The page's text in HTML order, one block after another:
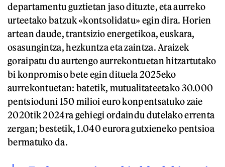
departamentu guztietan jaso dituzte, eta aurreko
urteetako batzuk «kontsolidatu» egin dira. Horien
artean daude, trantsizio energetikoa, euskara,
osasungintza, hezkuntza eta zaintza. Araizek
goraipatu du aurtengo aurrekontuetan hitzartutako
bi konpromiso bete egin dituela 2025eko
aurrekontuetan: batetik, mutualitateetako 30.000
pentsioduni 150 milioi euro konpentsatuko zaie
2020tik 2024ra gehiegi ordaindu dutelako errenta
zergan; bestetik, 1.040 eurora gutxieneko pentsioa
bermatuko da.